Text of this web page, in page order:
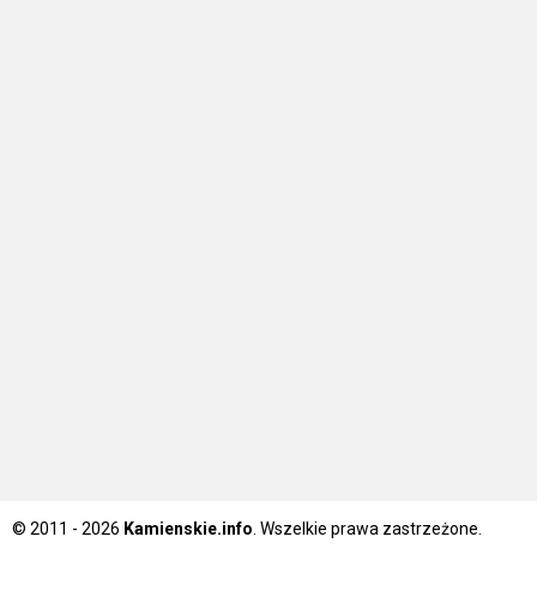
© 2011 - 2026 Kamienskie.info . Wszelkie prawa zastrzeżone.